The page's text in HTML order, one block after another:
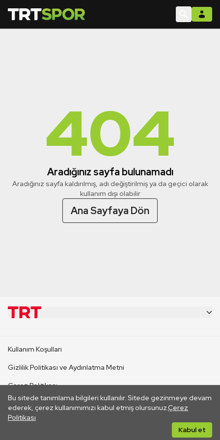
404
Aradığınız sayfa bulunamadı
Aradığınız sayfa kaldırılmış, adı değiştirilmiş ya da geçici olarak
kullanım dışı olabilir
Ana Sayfaya Dön
Bu sitede tanımlama bilgileri kullanılır. Sitede gezinmeye devam
ederek, çerez kullanımımızı kabul etmiş olursunuz.Çerez
Politikası
Kabul et
CANLI YAYINLAR
Kullanım Koşulları
Gizlilik Politikası ve Aydınlatma Metni
Çerez Politikası
İletişim
Her hakkı saklıdır. ©2026 TRT. Bağlantı yoluyla gidilen dış